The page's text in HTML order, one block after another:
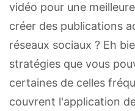
vidéo pour une
créer des publications
réseaux sociaux ? Eh
stratégies que vous
certaines de celles
couvrent l'application